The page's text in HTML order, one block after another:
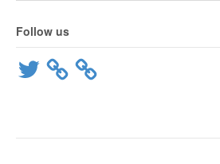
Follow us
Twitter